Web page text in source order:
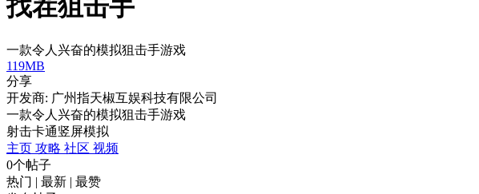
找茬狙击手
一款令人兴奋的模拟狙击手游戏
119MB
分享
开发商: 广州指天椒互娱科技有限公司
一款令人兴奋的模拟狙击手游戏
射击卡通竖屏模拟
主页 攻略 社区 视频
0个帖子
热门 | 最新 | 最赞